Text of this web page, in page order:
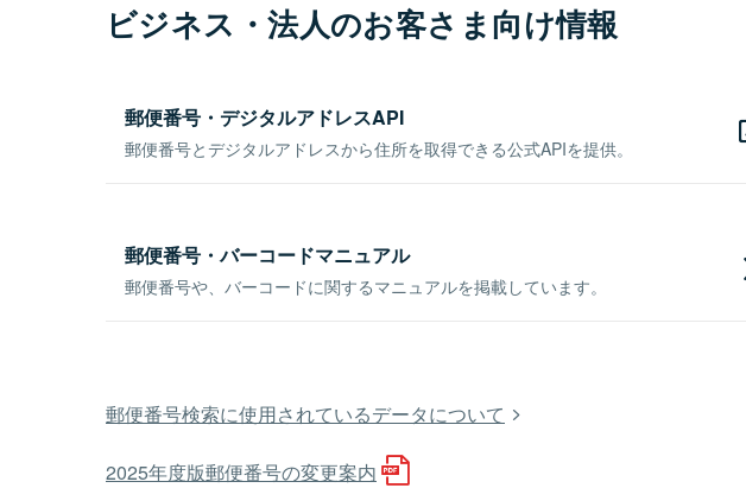
ビジネス・法人のお客さま向け情報
郵便番号・デジタルアドレスAPI
郵便番号とデジタルアドレスから住所を取得できる公式APIを提供。
郵便番号・バーコードマニュアル
郵便番号や、バーコードに関するマニュアルを掲載しています。
郵便番号検索に使用されているデータについて
2025年度版郵便番号の変更案内